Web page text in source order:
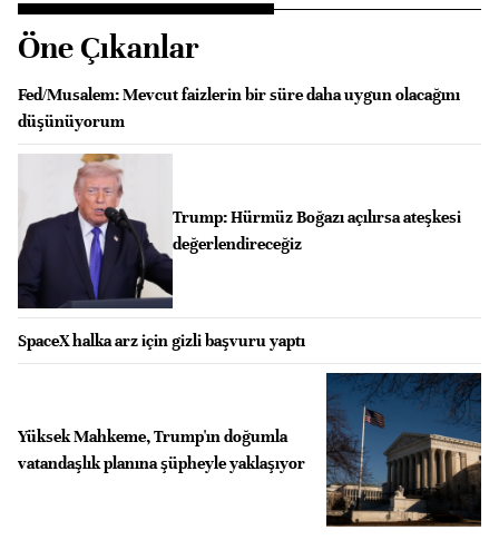
Öne Çıkanlar
Fed/Musalem: Mevcut faizlerin bir süre daha uygun olacağını
düşünüyorum
Trump: Hürmüz Boğazı açılırsa ateşkesi
değerlendireceğiz
SpaceX halka arz için gizli başvuru yaptı
Yüksek Mahkeme, Trump'ın doğumla
vatandaşlık planına şüpheyle yaklaşıyor